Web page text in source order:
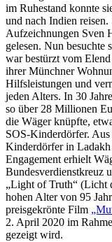
im Ruhestand konnte
und nach Indien
Aufzeichnungen Sven
gelesen. Nun besuchte
war bestürzt vom
ihrer Münchner
Hilfsleistungen und
jeden Alters. In 30
so über 28 Millionen
die Wäger knüpfte,
SOS-Kinderdörfer.
Kinderdörfer in
Engagement erhielt
Bundesverdienstkreuz
„Light of Truth“ (Licht
hohen Alter von 95
preisgekrönte Film
2. April 2020 im
gezeigt wird.